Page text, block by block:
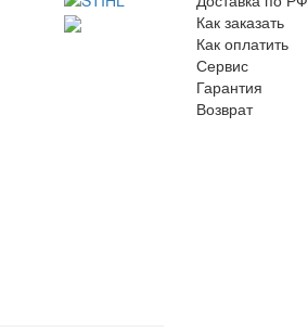
Как заказать
Как оплатить
Сервис
Гарантия
Возврат